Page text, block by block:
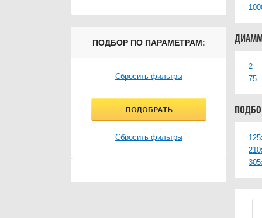
ПОДБОР ПО ПАРАМЕТРАМ:
Сбросить фильтры
Сбросить фильтры
2
75